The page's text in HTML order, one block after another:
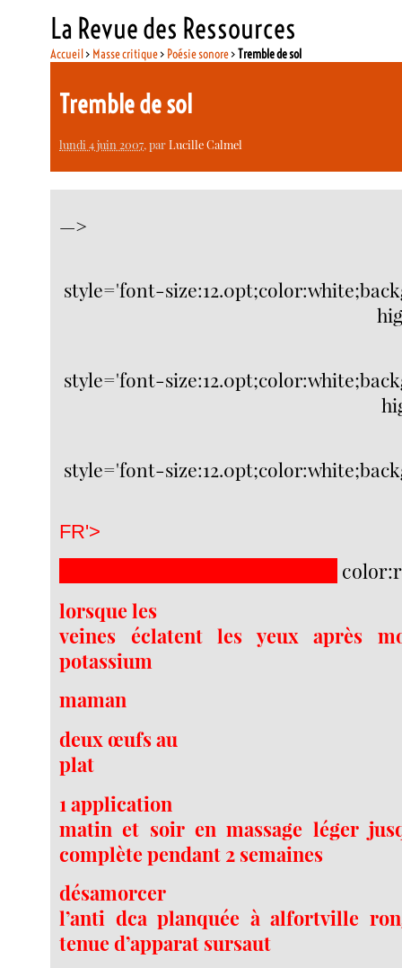
La Revue des Ressources
Accueil> Masse critique> Poésie sonore>Tremble de sol
Tremble de sol
lundi 4 juin 2007, parLucille Calmel
—>
style='font-
style='font-
style='font-
FR'>
lorsque les
veines éclatent les yeux après
potassium
maman
deux œufs au
plat
1 application
matin et soir en massage léger
complète pendant 2 semaines
désamorcer
l’anti dca planquée à alfortville
tenue d’apparat sursaut